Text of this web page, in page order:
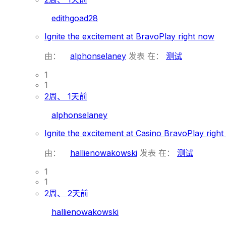
edithgoad28
Ignite the excitement at BravoPlay right now
由：
alphonselaney 发表 在： 测试
1
1
2周、 1天前
alphonselaney
Ignite the excitement at Casino BravoPlay
由：
hallienowakowski 发表 在： 测试
1
1
2周、 2天前
hallienowakowski